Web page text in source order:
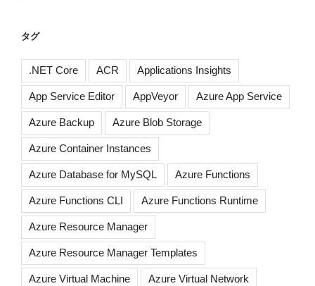
タグ
.NET Core ACR Applications Insights
App Service Editor AppVeyor Azure App Service
Azure Backup Azure Blob Storage
Azure Container Instances
Azure Database for MySQL Azure Functions
Azure Functions CLI Azure Functions Runtime
Azure Resource Manager
Azure Resource Manager Templates
Azure Virtual Machine Azure Virtual Network